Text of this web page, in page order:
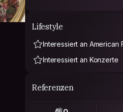
Lifestyle
Interessiert an American
Interessiert an Konzerte
Referenzen